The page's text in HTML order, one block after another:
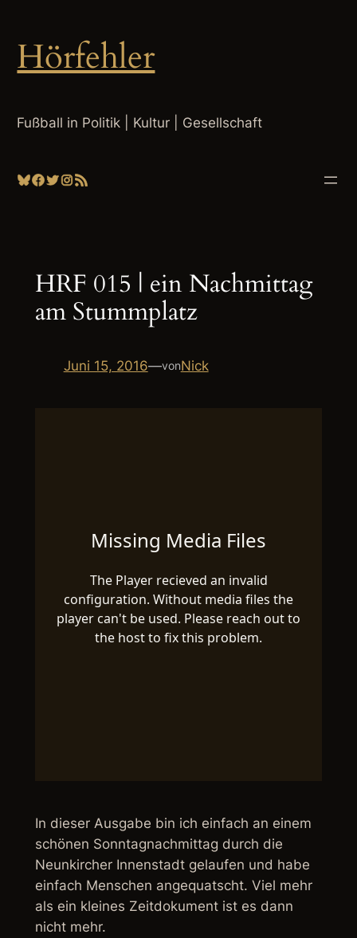
springen
Hörfehler
Fußball in Politik | Kultur | Gesellschaft
Bluesky
Facebook
Twitter
Instagram
RSS-Feed
HRF 015 | ein Nachmittag
am Stummplatz
Juni 15, 2016—vonNick
In dieser Ausgabe bin ich einfach an einem
schönen Sonntagnachmittag durch die
Neunkircher Innenstadt gelaufen und habe
einfach Menschen angequatscht. Viel mehr
als ein kleines Zeitdokument ist es dann
nicht mehr.